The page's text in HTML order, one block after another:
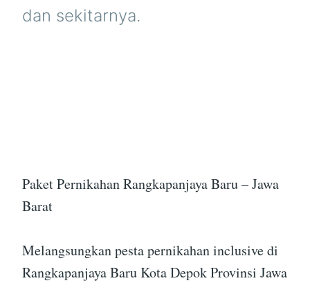
dan sekitarnya.
Paket Pernikahan Rangkapanjaya Baru – Jawa
Barat
Melangsungkan pesta pernikahan inclusive di
Rangkapanjaya Baru Kota Depok Provinsi Jawa